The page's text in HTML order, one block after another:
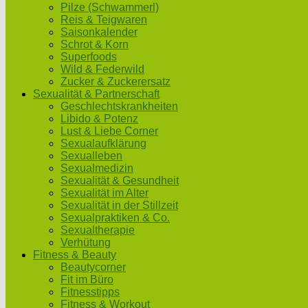
Pilze (Schwammerl)
Reis & Teigwaren
Saisonkalender
Schrot & Korn
Superfoods
Wild & Federwild
Zucker & Zuckerersatz
Sexualität & Partnerschaft
Geschlechtskrankheiten
Libido & Potenz
Lust & Liebe Corner
Sexualaufklärung
Sexualleben
Sexualmedizin
Sexualität & Gesundheit
Sexualität im Alter
Sexualität in der Stillzeit
Sexualpraktiken & Co.
Sexualtherapie
Verhütung
Fitness & Beauty
Beautycorner
Fit im Büro
Fitnesstipps
Fitness & Workout